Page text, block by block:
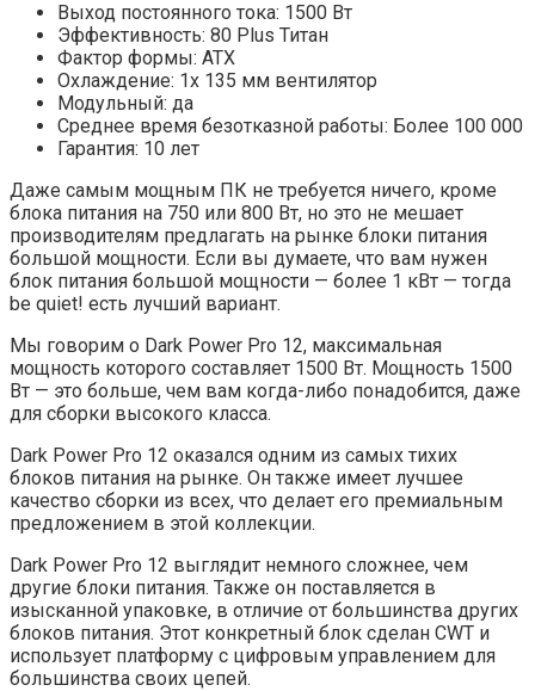
Выход постоянного тока: 1500 Вт
Эффективность: 80 Plus Титан
Фактор формы: ATX
Охлаждение: 1x 135 мм вентилятор
Модульный: да
Среднее время безотказной работы: Более 100 000
Гарантия: 10 лет
Даже самым мощным ПК не требуется ничего, кроме
блока питания на 750 или 800 Вт, но это не мешает
производителям предлагать на рынке блоки питания
большой мощности. Если вы думаете, что вам нужен
блок питания большой мощности — более 1 кВт — тогда
be quiet! есть лучший вариант.
Мы говорим о Dark Power Pro 12, максимальная
мощность которого составляет 1500 Вт. Мощность 1500
Вт — это больше, чем вам когда-либо понадобится, даже
для сборки высокого класса.
Dark Power Pro 12 оказался одним из самых тихих
блоков питания на рынке. Он также имеет лучшее
качество сборки из всех, что делает его премиальным
предложением в этой коллекции.
Dark Power Pro 12 выглядит немного сложнее, чем
другие блоки питания. Также он поставляется в
изысканной упаковке, в отличие от большинства других
блоков питания. Этот конкретный блок сделан CWT и
использует платформу с цифровым управлением для
большинства своих цепей.